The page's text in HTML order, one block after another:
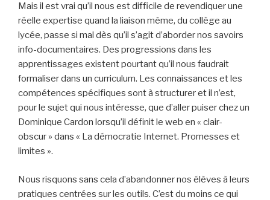
Mais il est vrai qu’il nous est difficile de revendiquer une
réelle expertise quand la liaison même, du collège au
lycée, passe si mal dès qu’il s’agit d’aborder nos savoirs
info-documentaires. Des progressions dans les
apprentissages existent pourtant qu’il nous faudrait
formaliser dans un curriculum. Les connaissances et les
compétences spécifiques sont à structurer et il n’est,
pour le sujet qui nous intéresse, que d’aller puiser chez un
Dominique Cardon lorsqu’il définit le web en « clair-
obscur » dans « La démocratie Internet. Promesses et
limites ».
Nous risquons sans cela d’abandonner nos élèves à leurs
pratiques centrées sur les outils. C’est du moins ce qui